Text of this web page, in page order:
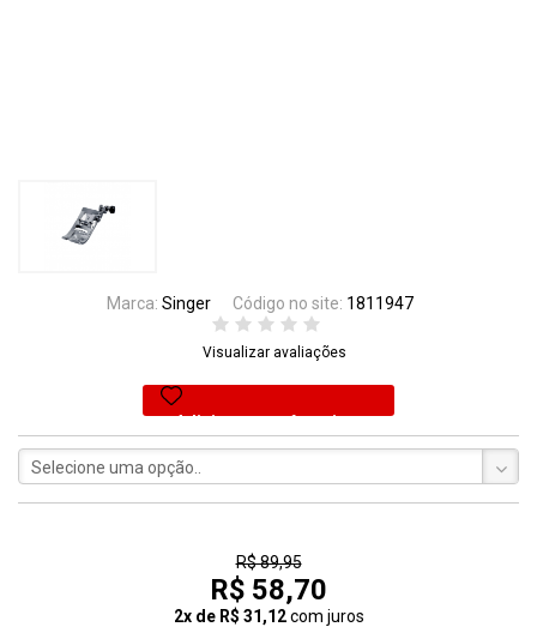
Marca: Singer Código no site: 1811947
Visualizar avaliações
Adicionar aos favoritos
Selecione uma opção..
R$ 89,95
R$ 58,70
2x de R$ 31,12 com juros